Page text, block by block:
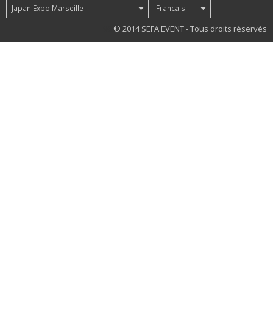
Japan Expo Marseille Francais
© 2014 SEFA EVENT - Tous droits réservés